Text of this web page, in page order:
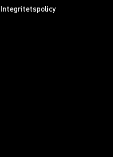
Integritetspolicy